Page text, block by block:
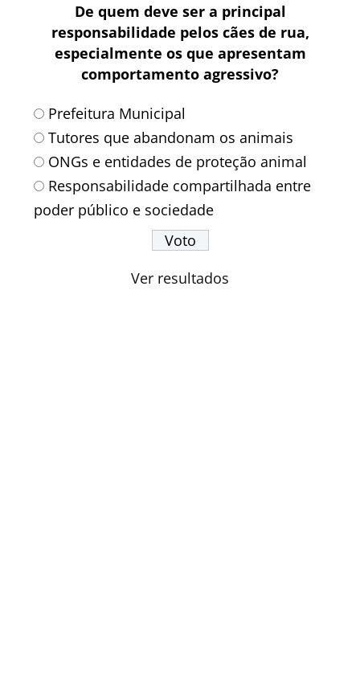
De quem deve ser a principal
responsabilidade pelos cães de rua,
especialmente os que apresentam
comportamento agressivo?
Prefeitura Municipal
Tutores que abandonam os animais
ONGs e entidades de proteção animal
Responsabilidade compartilhada entre
poder público e sociedade
Ver resultados